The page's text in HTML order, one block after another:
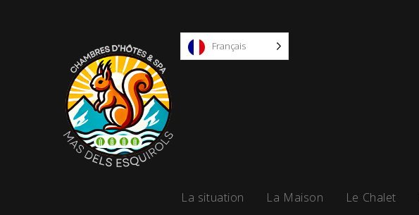
Mas
dels
Esquirols
La situation La Maison Le Chalet
Français